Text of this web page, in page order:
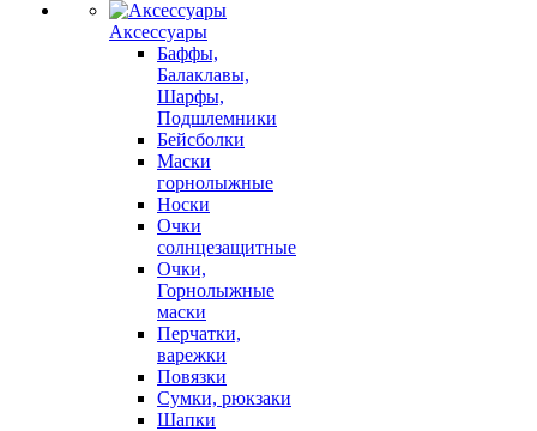
Аксессуары
Баффы,
Балаклавы,
Шарфы,
Подшлемники
Бейсболки
Маски
горнолыжные
Носки
Очки
солнцезащитные
Очки,
Горнолыжные
маски
Перчатки,
варежки
Повязки
Сумки, рюкзаки
Шапки